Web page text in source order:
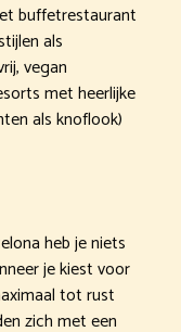
buffetrestaurant
als
vegan
met heerlijke
als knoflook)
heb je niets
je kiest voor
tot rust
zich met een